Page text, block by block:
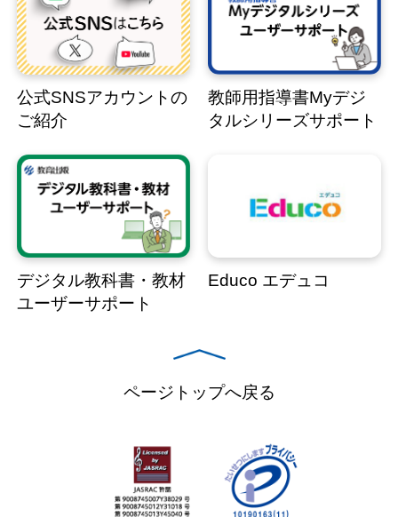
公式SNSアカウントの
ご紹介
教師用指導書Myデジ
タルシリーズサポート
デジタル教科書・教材
ユーザーサポート
Educo エデュコ
ページトップへ戻る